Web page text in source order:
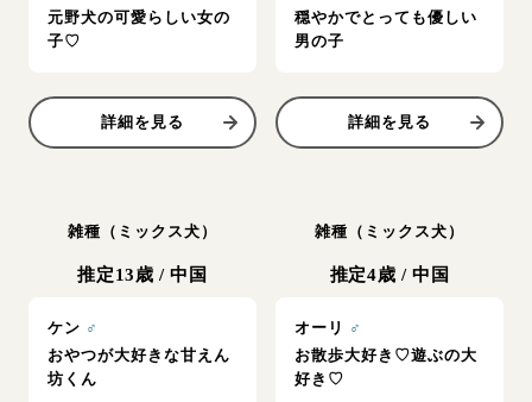
元野犬の可愛らしい女の
子♡
詳細を見る
穏やかでとっても優しい
男の子
詳細を見る
雑種（ミックス犬）
推定13歳 /中国
ケン ♂
おやつが大好きな甘えん
坊くん
雑種（ミックス犬）
推定4歳 / 中国
オーリ ♂
お散歩大好き♡遊ぶの大
好き♡